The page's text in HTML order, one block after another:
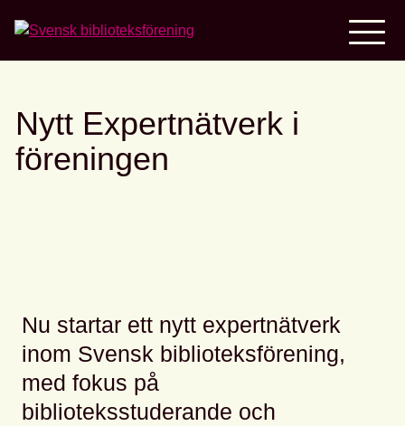
Nytt Expertnätverk i
föreningen
Nu startar ett nytt expertnätverk
inom Svensk biblioteksförening,
med fokus på
biblioteksstuderande och